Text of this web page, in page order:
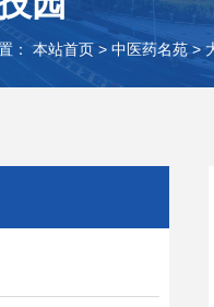
： 本站首页> 中医药名苑>